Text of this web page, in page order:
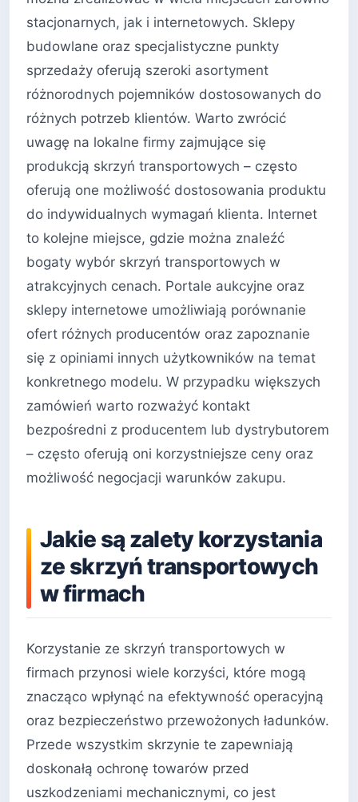
stacjonarnych, jak i internetowych. Sklepy
budowlane oraz specjalistyczne punkty
sprzedaży oferują szeroki asortyment
różnorodnych pojemników dostosowanych do
różnych potrzeb klientów. Warto zwrócić
uwagę na lokalne firmy zajmujące się
produkcją skrzyń transportowych – często
oferują one możliwość dostosowania produktu
do indywidualnych wymagań klienta. Internet
to kolejne miejsce, gdzie można znaleźć
bogaty wybór skrzyń transportowych w
atrakcyjnych cenach. Portale aukcyjne oraz
sklepy internetowe umożliwiają porównanie
ofert różnych producentów oraz zapoznanie
się z opiniami innych użytkowników na temat
konkretnego modelu. W przypadku większych
zamówień warto rozważyć kontakt
bezpośredni z producentem lub dystrybutorem
– często oferują oni korzystniejsze ceny oraz
możliwość negocjacji warunków zakupu.
Jakie są zalety korzystania
ze skrzyń transportowych
w firmach
Korzystanie ze skrzyń transportowych w
firmach przynosi wiele korzyści, które mogą
znacząco wpłynąć na efektywność operacyjną
oraz bezpieczeństwo przewożonych ładunków.
Przede wszystkim skrzynie te zapewniają
doskonałą ochronę towarów przed
uszkodzeniami mechanicznymi, co jest